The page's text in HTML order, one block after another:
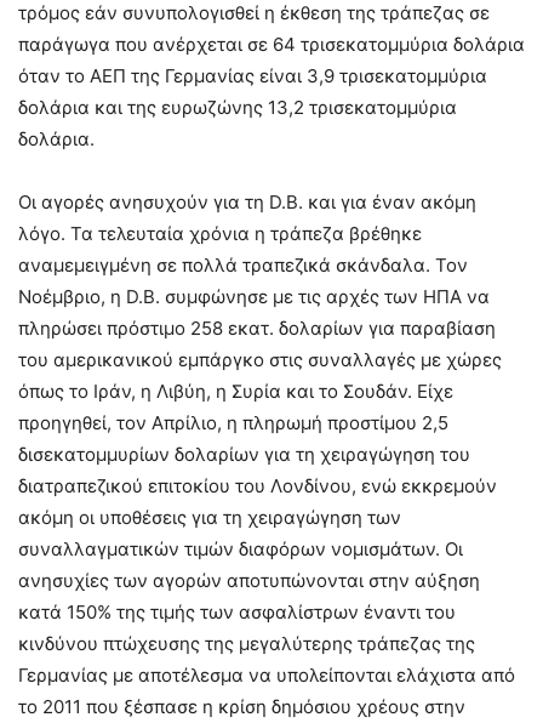
τρόμος εάν συνυπολογισθεί η έκθεση της τράπεζας σε
παράγωγα που ανέρχεται σε 64 τρισεκατομμύρια δολάρια
όταν το ΑΕΠ της Γερμανίας είναι 3,9 τρισεκατομμύρια
δολάρια και της ευρωζώνης 13,2 τρισεκατομμύρια
δολάρια.
Οι αγορές ανησυχούν για τη D.B. και για έναν ακόμη
λόγο. Τα τελευταία χρόνια η τράπεζα βρέθηκε
αναμεμειγμένη σε πολλά τραπεζικά σκάνδαλα. Τον
Νοέμβριο, η D.B. συμφώνησε με τις αρχές των ΗΠΑ να
πληρώσει πρόστιμο 258 εκατ. δολαρίων για παραβίαση
του αμερικανικού εμπάργκο στις συναλλαγές με χώρες
όπως το Ιράν, η Λιβύη, η Συρία και το Σουδάν. Είχε
προηγηθεί, τον Απρίλιο, η πληρωμή προστίμου 2,5
δισεκατομμυρίων δολαρίων για τη χειραγώγηση του
διατραπεζικού επιτοκίου του Λονδίνου, ενώ εκκρεμούν
ακόμη οι υποθέσεις για τη χειραγώγηση των
συναλλαγματικών τιμών διαφόρων νομισμάτων. Οι
ανησυχίες των αγορών αποτυπώνονται στην αύξηση
κατά 150% της τιμής των ασφαλίστρων έναντι του
κινδύνου πτώχευσης της μεγαλύτερης τράπεζας της
Γερμανίας με αποτέλεσμα να υπολείπονται ελάχιστα από
το 2011 που ξέσπασε η κρίση δημόσιου χρέους στην